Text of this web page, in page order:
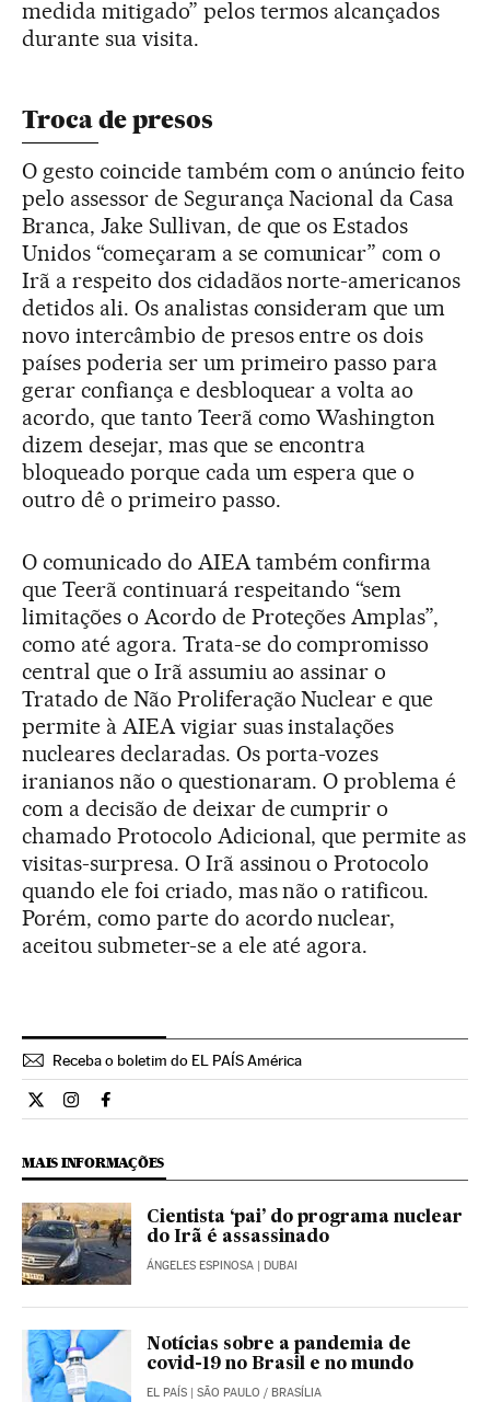
medida mitigado” pelos termos alcançados
durante sua visita.
Troca de presos
O gesto coincide também com o anúncio feito
pelo assessor de Segurança Nacional da Casa
Branca, Jake Sullivan, de que os Estados
Unidos “começaram a se comunicar” com o
Irã a respeito dos cidadãos norte-americanos
detidos ali. Os analistas consideram que um
novo intercâmbio de presos entre os dois
países poderia ser um primeiro passo para
gerar confiança e desbloquear a volta ao
acordo, que tanto Teerã como Washington
dizem desejar, mas que se encontra
bloqueado porque cada um espera que o
outro dê o primeiro passo.
O comunicado do AIEA também confirma
que Teerã continuará respeitando “sem
limitações o Acordo de Proteções Amplas”,
como até agora. Trata-se do compromisso
central que o Irã assumiu ao assinar o
Tratado de Não Proliferação Nuclear e que
permite à AIEA vigiar suas instalações
nucleares declaradas. Os porta-vozes
iranianos não o questionaram. O problema é
com a decisão de deixar de cumprir o
chamado Protocolo Adicional, que permite as
visitas-surpresa. O Irã assinou o Protocolo
quando ele foi criado, mas não o ratificou.
Porém, como parte do acordo nuclear,
aceitou submeter-se a ele até agora.
Receba o boletim do EL PAÍS América
Internacional El País Brasil en Twitter
Internacional El País Brasil en Instagram
Internacional El País Brasil en Facebook
MAIS INFORMAÇÕES
Cientista ‘pai’ do programa nuclear
do Irã é assassinado
ÁNGELES ESPINOSA | DUBAI
Notícias sobre a pandemia de
covid-19 no Brasil e no mundo
EL PAÍS | SÃO PAULO / BRASÍLIA